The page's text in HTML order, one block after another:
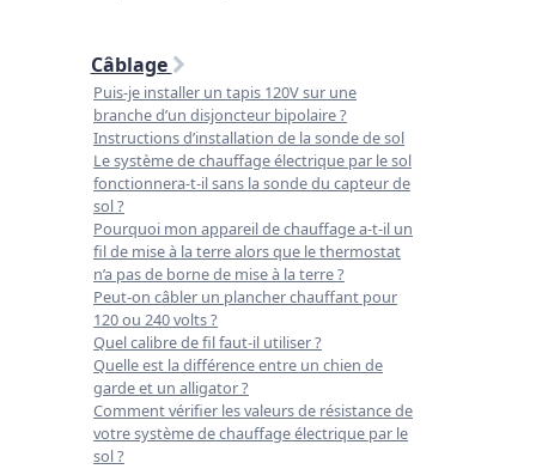
Câblage
Puis-je installer un tapis 120V sur une
branche d’un disjoncteur bipolaire ?
Instructions d’installation de la sonde de sol
Le système de chauffage électrique par le sol
fonctionnera-t-il sans la sonde du capteur de
sol ?
Pourquoi mon appareil de chauffage a-t-il un
fil de mise à la terre alors que le thermostat
n’a pas de borne de mise à la terre ?
Peut-on câbler un plancher chauffant pour
120 ou 240 volts ?
Quel calibre de fil faut-il utiliser ?
Quelle est la différence entre un chien de
garde et un alligator ?
Comment vérifier les valeurs de résistance de
votre système de chauffage électrique par le
sol ?